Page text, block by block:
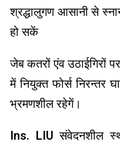
श्रद्धालुगण आसानी से
हो सकें
जेब कतरों एंव उठाईगिरों
में नियुक्त फोर्स निरन्तर
भ्रमणशील रहेगें।
Ins. LIU संवेदनशील